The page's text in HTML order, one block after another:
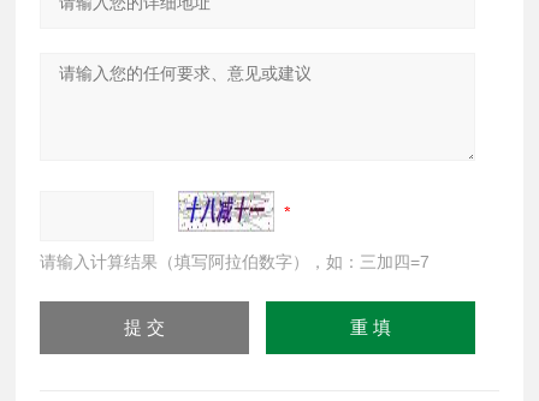
请输入计算结果（填写阿拉伯数字），如：三加四=7